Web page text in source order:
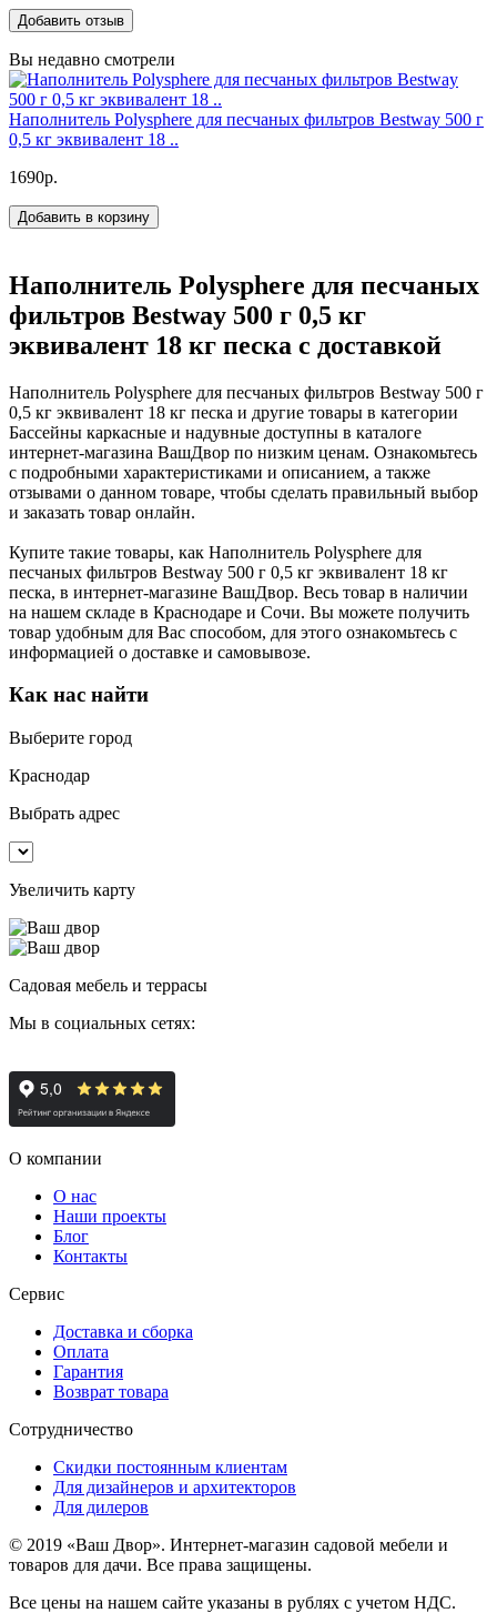
Добавить отзыв
Вы недавно смотрели
Наполнитель Polysphere для песчаных фильтров Bestway 500 г
0,5 кг эквивалент 18 ..
1690р.
Добавить в корзину
Наполнитель Polysphere для песчаных
фильтров Bestway 500 г 0,5 кг
эквивалент 18 кг песка с доставкой
Наполнитель Polysphere для песчаных фильтров Bestway 500 г
0,5 кг эквивалент 18 кг песка и другие товары в категории
Бассейны каркасные и надувные доступны в каталоге
интернет-магазина ВашДвор по низким ценам. Ознакомьтесь
с подробными характеристиками и описанием, а также
отзывами о данном товаре, чтобы сделать правильный выбор
и заказать товар онлайн.
Купите такие товары, как Наполнитель Polysphere для
песчаных фильтров Bestway 500 г 0,5 кг эквивалент 18 кг
песка, в интернет-магазине ВашДвор. Весь товар в наличии
на нашем складе в Краснодаре и Сочи. Вы можете получить
товар удобным для Вас способом, для этого ознакомьтесь с
информацией о доставке и самовывозе.
Как нас найти
Выберите город
Краснодар
Выбрать адрес
Увеличить карту
Садовая мебель и террасы
Мы в социальных сетях:
О компании
О нас
Наши проекты
Блог
Контакты
Сервис
Доставка и сборка
Оплата
Гарантия
Возврат товара
Сотрудничество
Скидки постоянным клиентам
Для дизайнеров и архитекторов
Для дилеров
© 2019 «Ваш Двор». Интернет-магазин садовой мебели и
товаров для дачи. Все права защищены.
Все цены на нашем сайте указаны в рублях с учетом НДС.